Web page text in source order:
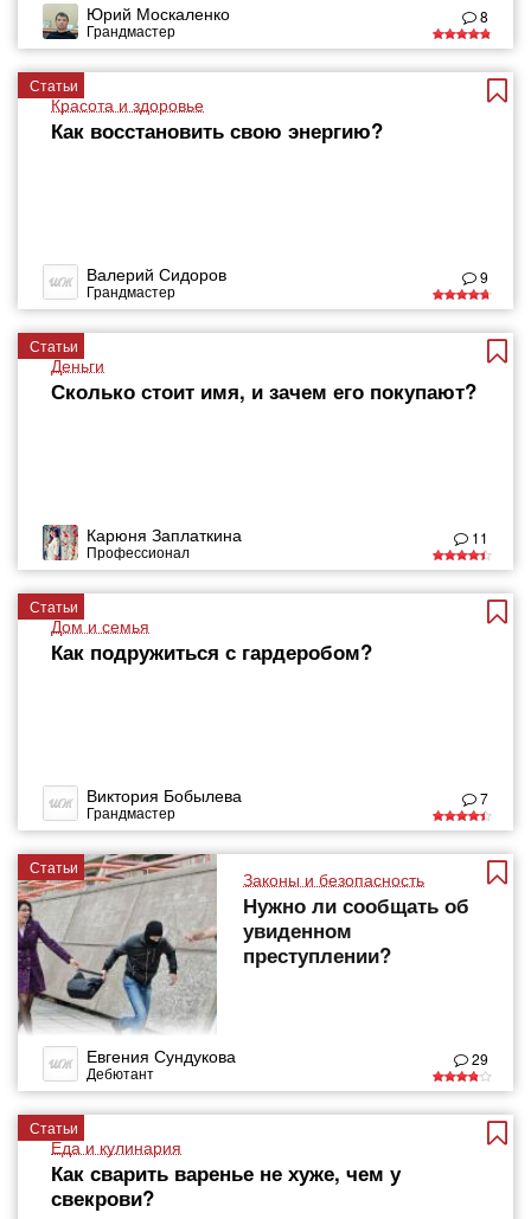
Юрий Москаленко
Грандмастер
8
Статьи
Красота и здоровье
Как восстановить свою энергию?
Валерий Сидоров
Грандмастер
9
Статьи
Деньги
Сколько стоит имя, и зачем его покупают?
Карюня Заплаткина
Профессионал
11
Статьи
Дом и семья
Как подружиться с гардеробом?
Виктория Бобылева
Грандмастер
7
Статьи
Законы и безопасность
Нужно ли сообщать об
увиденном
преступлении?
Евгения Сундукова
Дебютант
29
Статьи
Еда и кулинария
Как сварить варенье не хуже, чем у
свекрови?